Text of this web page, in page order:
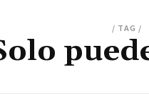
/ TAG /